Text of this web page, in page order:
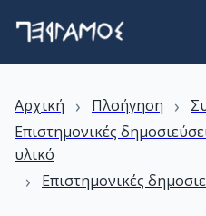
Αρχική › Πλοήγηση ›
Επιστημονικές
υλικό
› Επιστημονικές